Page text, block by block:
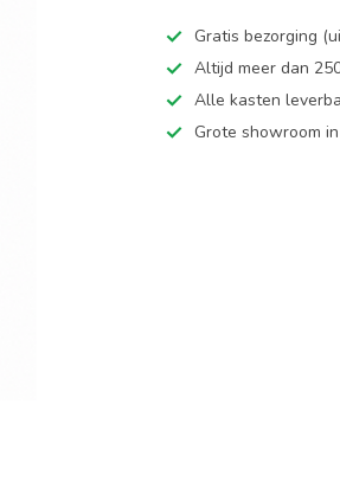
Gratis bezorging
Altijd meer dan
Alle kasten
Grote showroom